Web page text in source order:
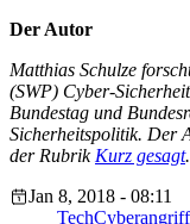
Der Autor
Matthias Schulze
(SWP) Cyber-
Bundestag und
Sicherheitspolitik. Der
der Rubrik Kurz gesagt.
Jan 8, 2018 - 08:11
TechCyberangriff